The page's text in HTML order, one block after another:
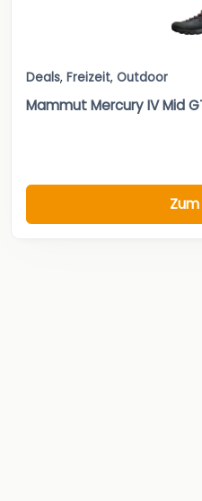
Deals, Freizeit, Outdoor
Mammut Mercury IV Mid